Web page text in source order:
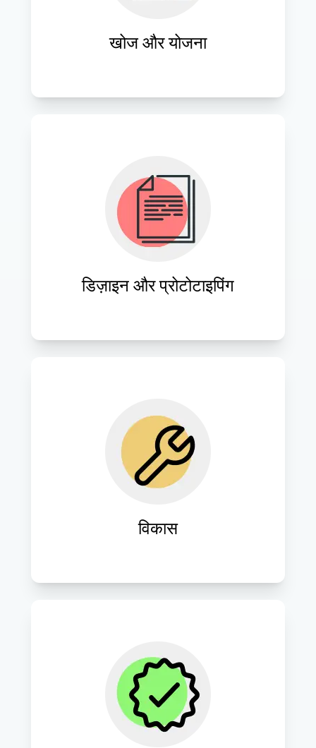
खोज और योजना
डिज़ाइन और प्रोटोटाइपिंग
ऐसे आकर्षक डिज़ाइन और कार्यात्मक प्रोटोटाइप
बनाएँ जो उपयोगकर्ताओं को पसंद आएँ और ब्रांड
पहचान के साथ संरेखित हों।
विकास
वेबसाइट डिज़ाइनों को निर्बाध कार्यक्षमता के साथ
जीवंत बनाने के लिए अत्याधुनिक तकनीकों और
कोडिंग मानकों को लागू करें।
वेबसाइट के सर्वोत्तम प्रदर्शन, उपयोगिता और
विश्वसनीयता सुनिश्चित करने के लिए कठोर
परीक्षण प्रक्रियाएँ संचालित करें।